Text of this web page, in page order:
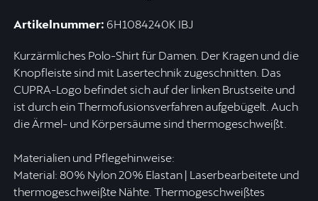
Artikelnummer: 6H1084240K IBJ
Kurzärmliches Polo-Shirt für Damen. Der Kragen und die
Knopfleiste sind mit Lasertechnik zugeschnitten. Das
CUPRA-Logo befindet sich auf der linken Brustseite und
ist durch ein Thermofusionsverfahren aufgebügelt. Auch
die Ärmel- und Körpersäume sind thermogeschweißt.
Materialien und Pflegehinweise:
Material: 80% Nylon 20% Elastan | Laserbearbeitete und
thermogeschweißte Nähte. Thermogeschweißtes